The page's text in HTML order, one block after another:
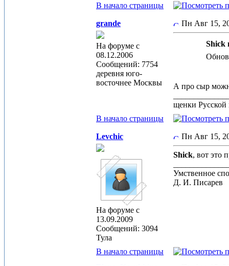
В начало страницы
grande
На форуме с
08.12.2006
Сообщений: 7754
деревня юго-
восточнее Москвы
Пн Авг 15,
Shick
А про сыр
щенки Русской
В начало страницы
Levchic
На форуме с
13.09.2009
Сообщений: 3094
Тула
Пн Авг 15,
Shick, вот это
Умственное
Д. И. Писарев
В начало страницы